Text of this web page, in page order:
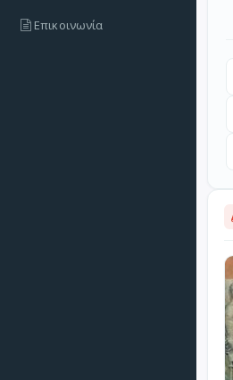
Επικοινωνία